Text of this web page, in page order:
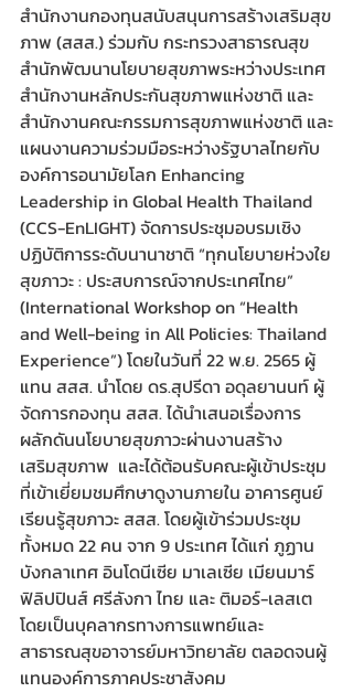
สำนักงานกองทุนสนับสนุนการสร้างเสริมสุข
ภาพ (สสส.) ร่วมกับ กระทรวงสาธารณสุข
สำนักพัฒนานโยบายสุขภาพระหว่างประเทศ
สำนักงานหลักประกันสุขภาพแห่งชาติ และ
สำนักงานคณะกรรมการสุขภาพแห่งชาติ และ
แผนงานความร่วมมือระหว่างรัฐบาลไทยกับ
องค์การอนามัยโลก Enhancing
Leadership in Global Health Thailand
(CCS-EnLIGHT) จัดการประชุมอบรมเชิง
ปฏิบัติการระดับนานาชาติ “ทุกนโยบายห่วงใย
สุขภาวะ : ประสบการณ์จากประเทศไทย”
(International Workshop on “Health
and Well-being in All Policies: Thailand
Experience”) โดยในวันที่ 22 พ.ย. 2565 ผู้
แทน สสส. นำโดย ดร.สุปรีดา อดุลยานนท์ ผู้
จัดการกองทุน สสส. ได้นำเสนอเรื่องการ
ผลักดันนโยบายสุขภาวะผ่านงานสร้าง
เสริมสุขภาพ  และได้ต้อนรับคณะผู้เข้าประชุม
ที่เข้าเยี่ยมชมศึกษาดูงานภายใน อาคารศูนย์
เรียนรู้สุขภาวะ สสส. โดยผู้เข้าร่วมประชุม
ทั้งหมด 22 คน จาก 9 ประเทศ ได้แก่ ภูฏาน
บังกลาเทศ อินโดนีเซีย มาเลเซีย เมียนมาร์
ฟิลิปปินส์ ศรีลังกา ไทย และ ติมอร์-เลสเต
โดยเป็นบุคลากรทางการแพทย์และ
สาธารณสุขอาจารย์มหาวิทยาลัย ตลอดจนผู้
แทนองค์การภาคประชาสังคม